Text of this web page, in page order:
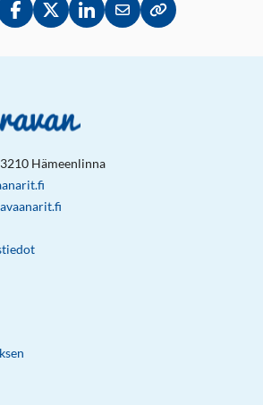
Jaa Facebookissa
Jaa Twitterissä
Jaa LinkedInissä
Jaa sähköpostitse
Kopioi linkki
Hämeenlinna